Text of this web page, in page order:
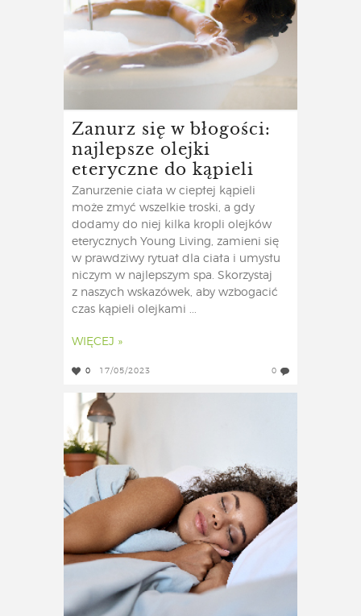
Zanurz się w błogości:
najlepsze olejki
eteryczne do kąpieli
Zanurzenie ciała w ciepłej kąpieli
może zmyć wszelkie troski, a gdy
dodamy do niej kilka kropli olejków
eterycznych Young Living, zamieni się
w prawdziwy rytuał dla ciała i umysłu
niczym w najlepszym spa. Skorzystaj
z naszych wskazówek, aby wzbogacić
czas kąpieli olejkami ...
WIĘCEJ »
0 17/05/2023 0